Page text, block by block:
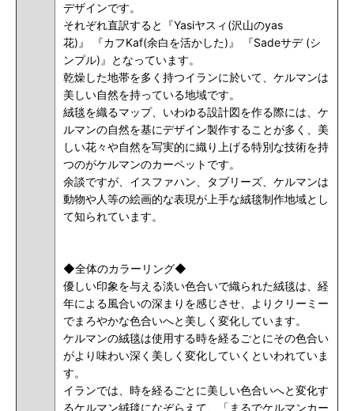
デザインです。
それぞれ直訳すると『Yasiヤスィ(沢山のyas
花) 』 『カフKaf(余白を活かした) 』
『Sadeサデ (シ
ンプル) 』となっています。
乾燥した地帯を多く持つイランに於いて、ケルマンは
美しい自然を持っている地域です。
絨毯を織るマップ、いわゆる設計図を作る際には、ケ
ルマンの自然を基にデザイン製作することが多く、美
しい花々や自然を写実的に織り上げる特別な技術を持
つのがケルマンのカーペットです。
余談ですが、イスファハン、タブリーズ、ケルマンは
動物や人等の絵画的な表現が上手な絨毯制作地域とし
て知られています。
◆全体のカラーリング◆
優しい印象を与える淡い色合いで織られた絨毯は、経
年による風合いの深まりを感じさせ、よりクリーミー
でまろやかな色合いへと美しく変化しています。
ケルマンの絨毯は使用する時を経るごとにその色合い
がより味わい深く美しく変化していくといわれていま
す。
イランでは、時を経るごとに美しい色合いへと変化す
るケルマン絨毯になぞらえて、「まるでケルマンカー